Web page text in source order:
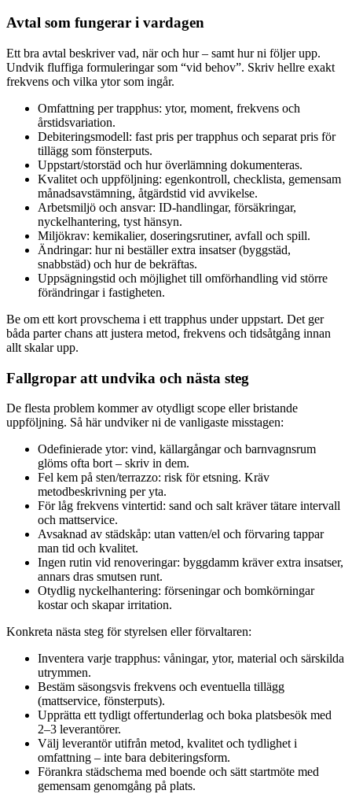
Avtal som fungerar i vardagen
Ett bra avtal beskriver vad, när och hur – samt hur ni följer upp.
Undvik fluffiga formuleringar som “vid behov”. Skriv hellre exakt
frekvens och vilka ytor som ingår.
Omfattning per trapphus: ytor, moment, frekvens och
årstidsvariation.
Debiteringsmodell: fast pris per trapphus och separat pris för
tillägg som fönsterputs.
Uppstart/storstäd och hur överlämning dokumenteras.
Kvalitet och uppföljning: egenkontroll, checklista, gemensam
månadsavstämning, åtgärdstid vid avvikelse.
Arbetsmiljö och ansvar: ID-handlingar, försäkringar,
nyckelhantering, tyst hänsyn.
Miljökrav: kemikalier, doseringsrutiner, avfall och spill.
Ändringar: hur ni beställer extra insatser (byggstäd,
snabbstäd) och hur de bekräftas.
Uppsägningstid och möjlighet till omförhandling vid större
förändringar i fastigheten.
Be om ett kort provschema i ett trapphus under uppstart. Det ger
båda parter chans att justera metod, frekvens och tidsåtgång innan
allt skalar upp.
Fallgropar att undvika och nästa steg
De flesta problem kommer av otydligt scope eller bristande
uppföljning. Så här undviker ni de vanligaste misstagen:
Odefinierade ytor: vind, källargångar och barnvagnsrum
glöms ofta bort – skriv in dem.
Fel kem på sten/terrazzo: risk för etsning. Kräv
metodbeskrivning per yta.
För låg frekvens vintertid: sand och salt kräver tätare intervall
och mattservice.
Avsaknad av städskåp: utan vatten/el och förvaring tappar
man tid och kvalitet.
Ingen rutin vid renoveringar: byggdamm kräver extra insatser,
annars dras smutsen runt.
Otydlig nyckelhantering: förseningar och bomkörningar
kostar och skapar irritation.
Konkreta nästa steg för styrelsen eller förvaltaren:
Inventera varje trapphus: våningar, ytor, material och särskilda
utrymmen.
Bestäm säsongsvis frekvens och eventuella tillägg
(mattservice, fönsterputs).
Upprätta ett tydligt offertunderlag och boka platsbesök med
2–3 leverantörer.
Välj leverantör utifrån metod, kvalitet och tydlighet i
omfattning – inte bara debiteringsform.
Förankra städschema med boende och sätt startmöte med
gemensam genomgång på plats.